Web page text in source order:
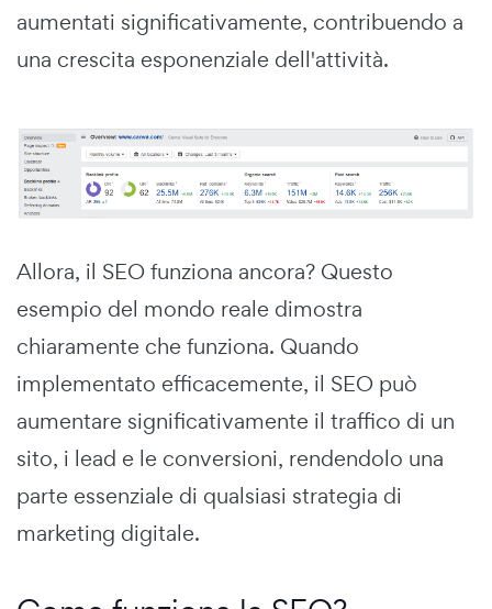
aumentati significativamente, contribuendo a
una crescita esponenziale dell'attività.
Allora, il SEO funziona ancora? Questo
esempio del mondo reale dimostra
chiaramente che funziona. Quando
implementato efficacemente, il SEO può
aumentare significativamente il traffico di un
sito, i lead e le conversioni, rendendolo una
parte essenziale di qualsiasi strategia di
marketing digitale.